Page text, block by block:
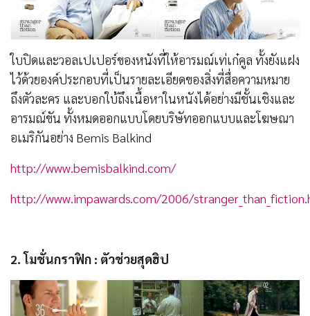
ใบปิดและวอลเปเปอร์ของหนังที่ให้อารมณ์เท่เก๋คูล ทั้งยังแฝง
ไว้ด้วยองค์ประกอบที่เป็นรายละเอียดของสิ่งที่สื่อความหมาย
ถึงตัวละคร และบอกใบ้ถึงเนื้อหาในหนังได้อย่างมีชั้นเชิงและ
อารมณ์ขัน ทั้งหมดออกแบบโดยบริษัทออกแบบและโฆษณา
อเมริกันอย่าง Bemis Balkind
http://www.bemisbalkind.com/
http://www.impawards.com/2006/
2. โมชั่นกราฟิก : ตัวช่วยสุดฮิป